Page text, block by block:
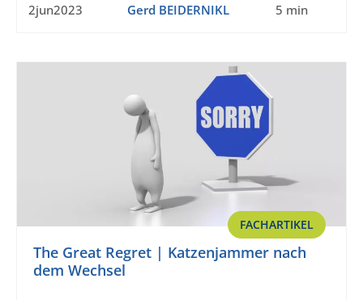
2jun2023 Gerd BEIDERNIKL 5 min
FACHARTIKEL
The Great Regret | Katzenjammer nach
dem Wechsel